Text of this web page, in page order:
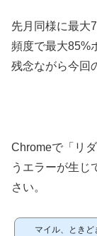
先月同様に最大
頻度で最大85%
残念ながら今回
Chromeで「リ
うエラーが生じ
さい。
マイル、ときど